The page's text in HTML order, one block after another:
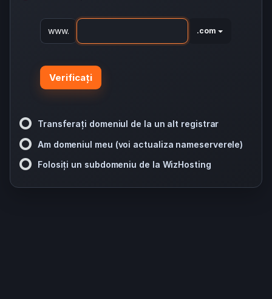
www. .com
Verificați
Transferați domeniul de la un alt registrar
Am domeniul meu (voi actualiza nameserverele)
Folosiți un subdomeniu de la WizHosting